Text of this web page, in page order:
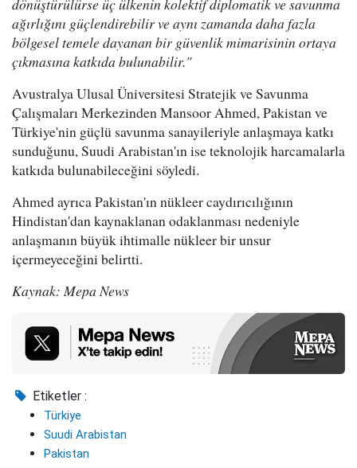
dönüştürülürse üç ülkenin kolektif diplomatik ve savunma
ağırlığını güçlendirebilir ve aynı zamanda daha fazla
bölgesel temele dayanan bir güvenlik mimarisinin ortaya
çıkmasına katkıda bulunabilir."
Avustralya Ulusal Üniversitesi Stratejik ve Savunma
Çalışmaları Merkezinden Mansoor Ahmed, Pakistan ve
Türkiye'nin güçlü savunma sanayileriyle anlaşmaya katkı
sunduğunu, Suudi Arabistan'ın ise teknolojik harcamalarla
katkıda bulunabileceğini söyledi.
Ahmed ayrıca Pakistan'ın nükleer caydırıcılığının
Hindistan'dan kaynaklanan odaklanması nedeniyle
anlaşmanın büyük ihtimalle nükleer bir unsur
içermeyeceğini belirtti.
Kaynak: Mepa News
Etiketler :
Türkiye
Suudi Arabistan
Pakistan